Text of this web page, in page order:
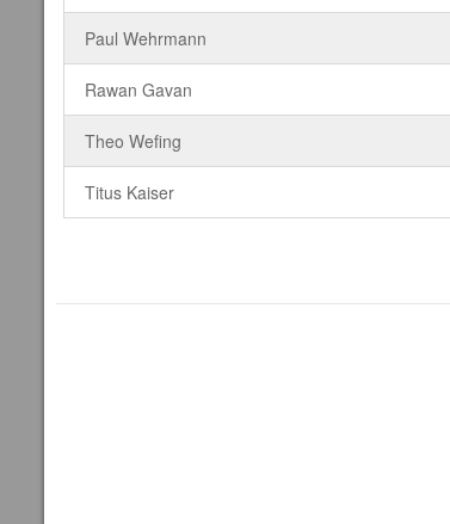
Paul Wehrmann
Rawan Gavan
Theo Wefing
Titus Kaiser